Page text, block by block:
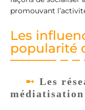
promouvant
Les
popularité
Les
médiatisation